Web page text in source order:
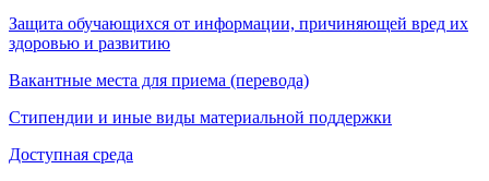
Защита обучающихся от информации, причиняющей вред их
здоровью и развитию
Вакантные места для приема (перевода)
Стипендии и иные виды материальной поддержки
Доступная среда